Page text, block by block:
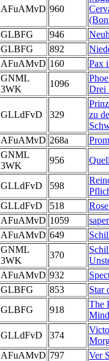
AFuAMvD 960
GLBFG 946
GLBFG 892
AFuAMvD 160
Pax
GNML
3WK
1096
Drei
GLLdFvD 329
zu
AFuAMvD 268a
GNML
3WK
956
GLLdFvD 598
GLLdFvD 518
AFuAMvD 1059
AFuAMvD 649
GNML
3WK
370
AFuAMvD 932
GLBFG 853
Star
GLBFG 918
The
GLLdFvD 374
AFuAMvD 797
Ver